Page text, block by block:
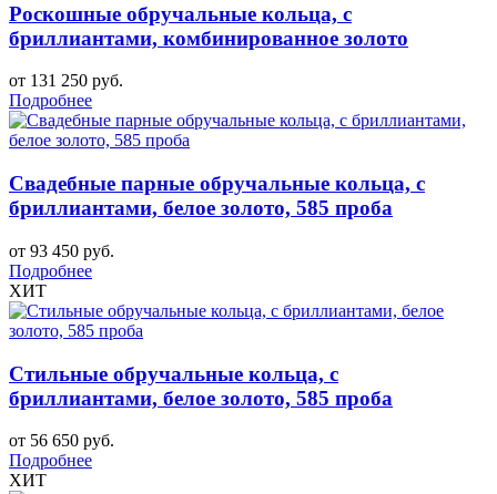
Роскошные обручальные кольца, с
бриллиантами, комбинированное золото
от 131 250 руб.
Подробнее
Свадебные парные обручальные кольца, с
бриллиантами, белое золото, 585 проба
от 93 450 руб.
Подробнее
ХИТ
Стильные обручальные кольца, с
бриллиантами, белое золото, 585 проба
от 56 650 руб.
Подробнее
ХИТ